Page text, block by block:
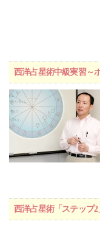
西洋占星術中級実習～
西洋占星術「ステップ